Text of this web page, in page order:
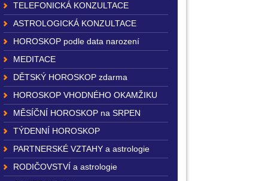
TELEFONICKÁ KONZULTACE
ASTROLOGICKÁ KONZULTACE
HOROSKOP podle data narození
MEDITACE
DĚTSKÝ HOROSKOP zdarma
HOROSKOP VHODNÉHO OKAMŽIKU
MĚSÍČNÍ HOROSKOP na SRPEN
TÝDENNÍ HOROSKOP
PARTNERSKÉ VZTAHY a astrologie
RODIČOVSTVÍ a astrologie